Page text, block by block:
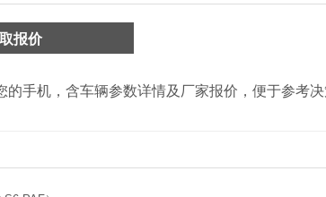
的手机，含车辆参数详情及厂家报价，便于参考决